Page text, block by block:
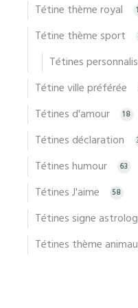
Tétine thème royal
Tétine thème sport
Tétines
Tétine ville préférée
Tétines d'amour 18
Tétines déclaration
Tétines humour 63
Tétines J'aime 58
Tétines signe
Tétines thème